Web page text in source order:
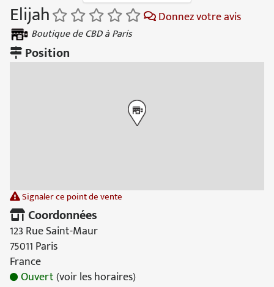
Elijah Donnez votre avis
Boutique de CBD à Paris
Position
Signaler ce point de vente
Coordonnées
123 Rue Saint-Maur
75011 Paris
France
Ouvert(voir les horaires)